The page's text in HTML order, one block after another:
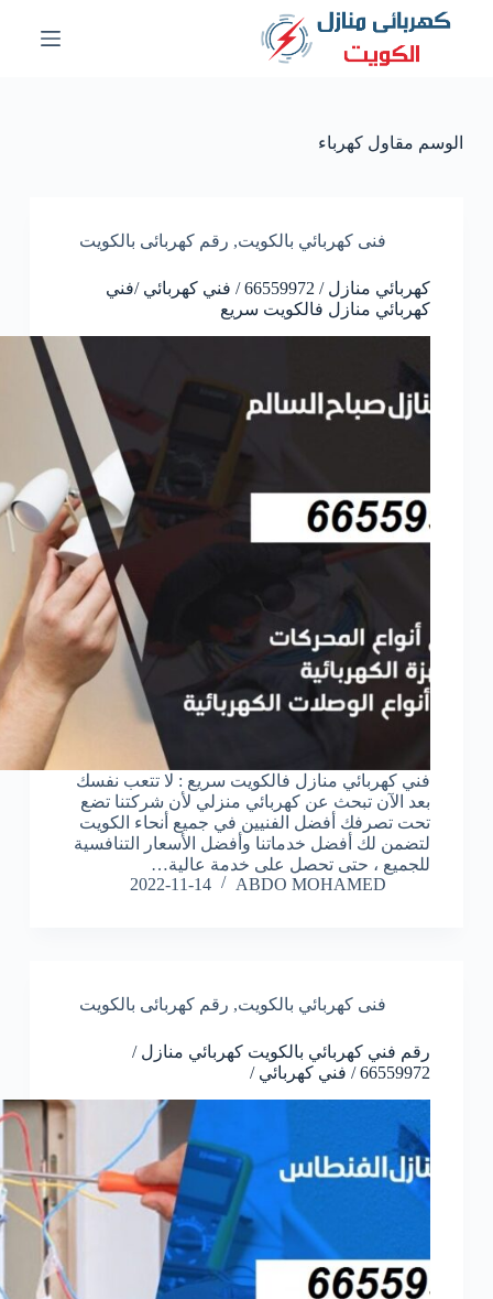
و
الوسم مقاول كهرباء
فنى كهربائي بالكويت, رقم كهربائى بالكويت
كهربائي منازل / 66559972 / فني كهربائي /فني
كهربائي منازل فالكويت سريع
فني كهربائي منازل فالكويت سريع : لا تتعب نفسك
بعد الآن تبحث عن كهربائي منزلي لأن شركتنا تضع
تحت تصرفك أفضل الفنيين في جميع أنحاء الكويت
لتضمن لك أفضل خدماتنا وأفضل الأسعار التنافسية
للجميع ، حتى تحصل على خدمة عالية…
ABDO MOHAMED
2022-11-14
فنى كهربائي بالكويت, رقم كهربائى بالكويت
رقم فني كهربائي بالكويت كهربائي منازل /
66559972 / فني كهربائي /